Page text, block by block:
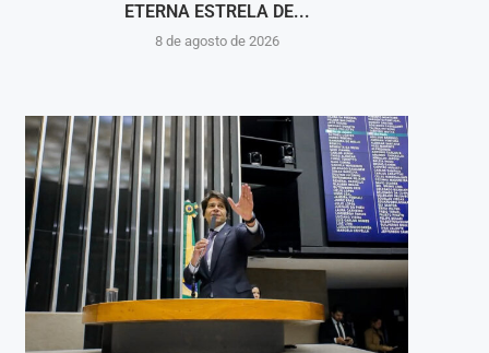
ETERNA ESTRELA DE...
8 de agosto de 2026